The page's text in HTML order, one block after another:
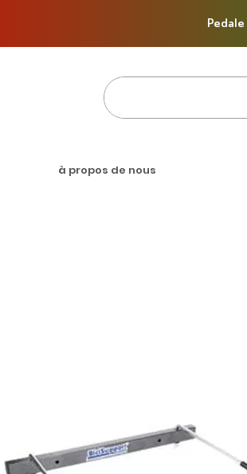
Pedale
à propos de nous